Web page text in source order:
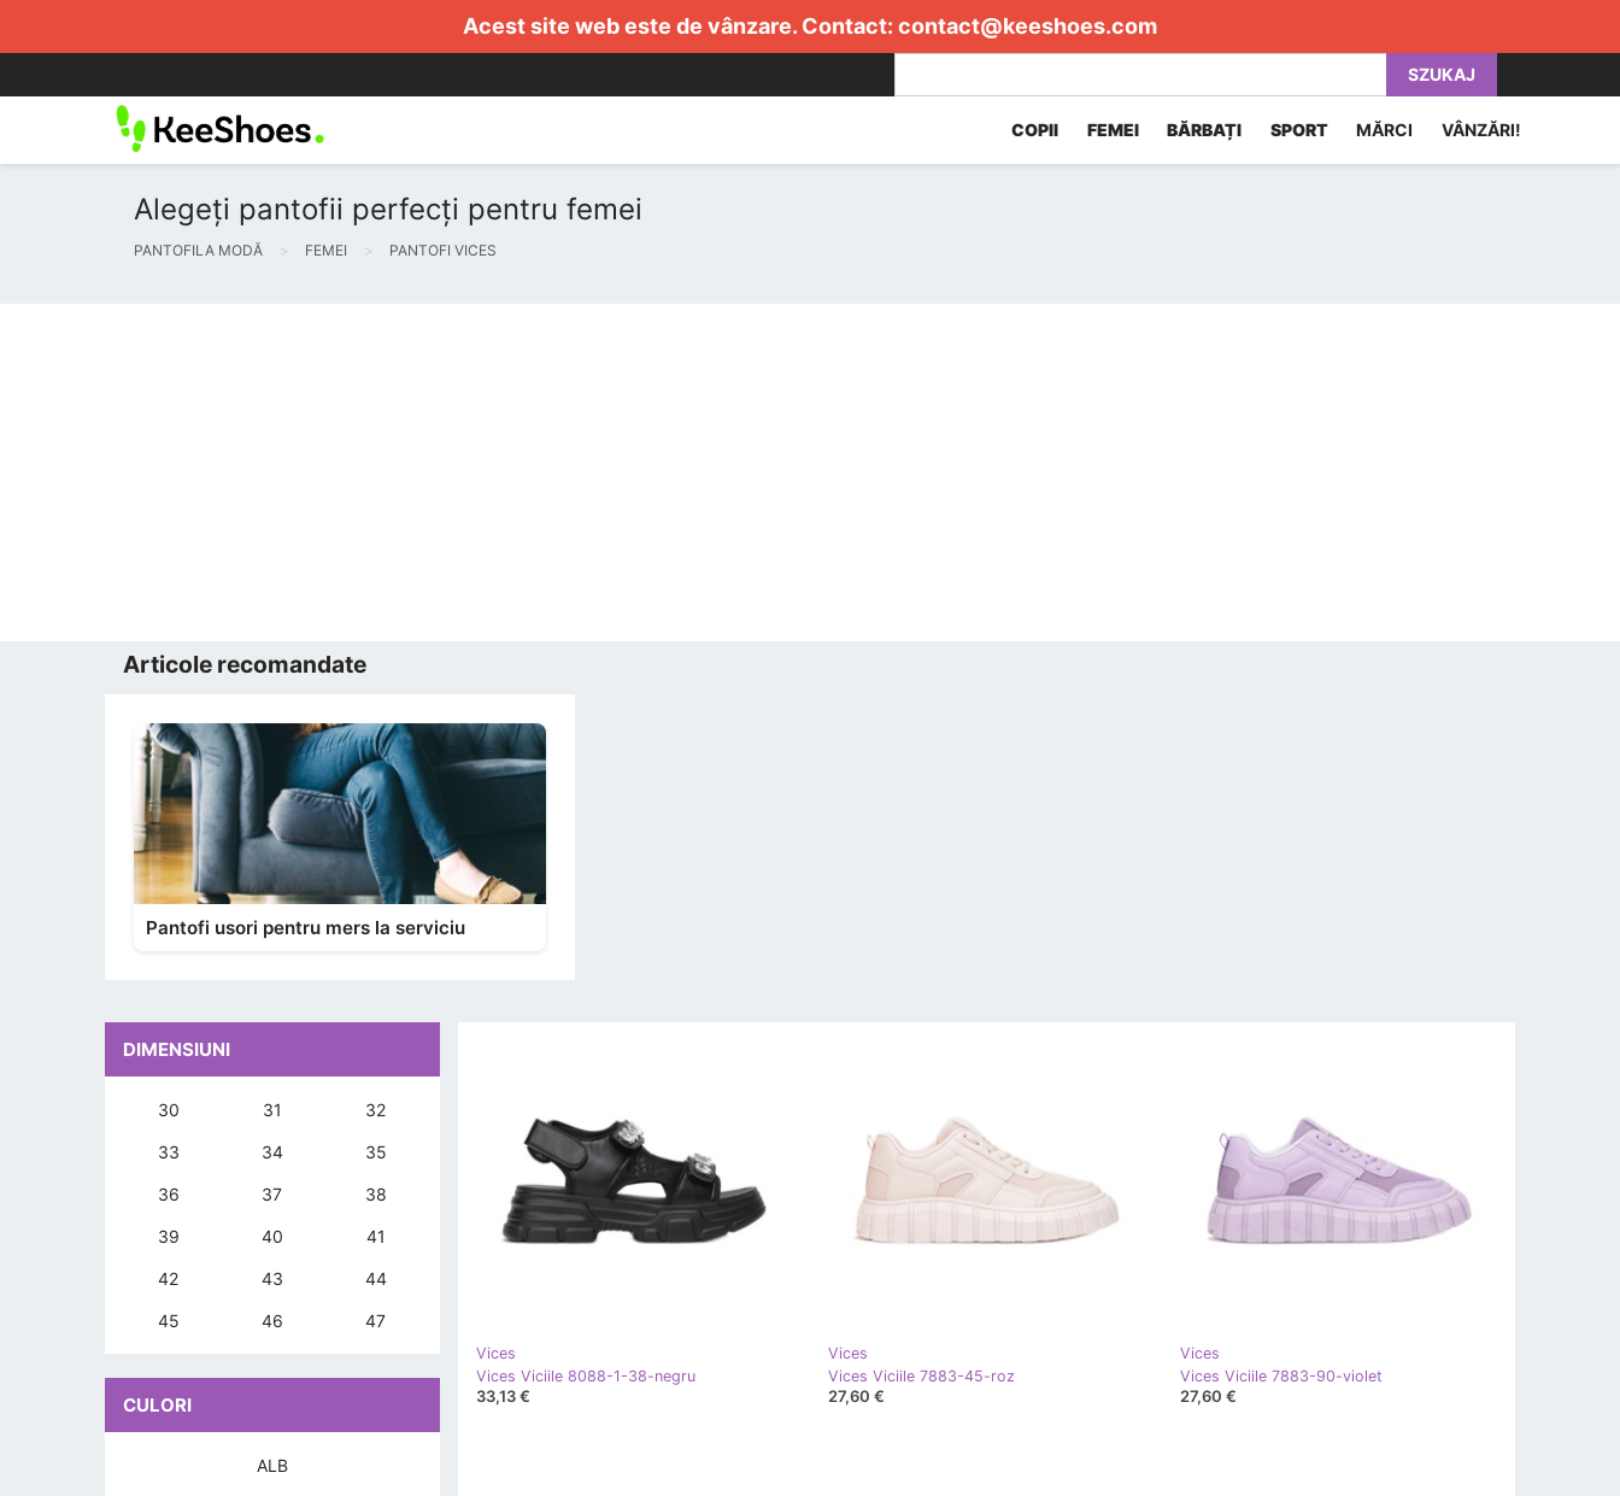
Acest site web este de vânzare. Contact: contact@keeshoes.com
SZUKAJ
COPII FEMEI BĂRBAȚI SPORT MĂRCI VÂNZĂRI!
Alegeți pantofii perfecți pentru femei
PANTOFILA MODĂ FEMEI PANTOFI VICES
Articole recomandate
Pantofi usori pentru mers la serviciu
Vices
Vices Viciile 8088-1-38-negru
33,13 €
Vices
Vices Viciile 7883-45-roz
27,60 €
Vices
Vices Viciile 7883-90-violet
27,60 €
DIMENSIUNI
30 31 32
33 34 35
36 37 38
39 40 41
42 43 44
45 46 47
CULORI
ALB